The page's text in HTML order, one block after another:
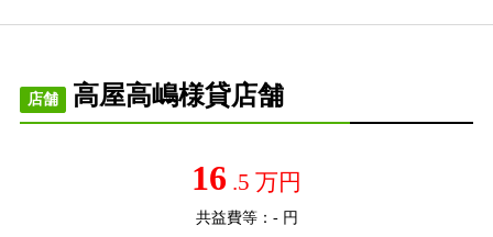
店舗 高屋高嶋様貸店舗
16 .5 万円
共益費等： - 円